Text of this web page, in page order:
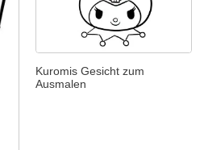
Kuromis Gesicht zum
Ausmalen